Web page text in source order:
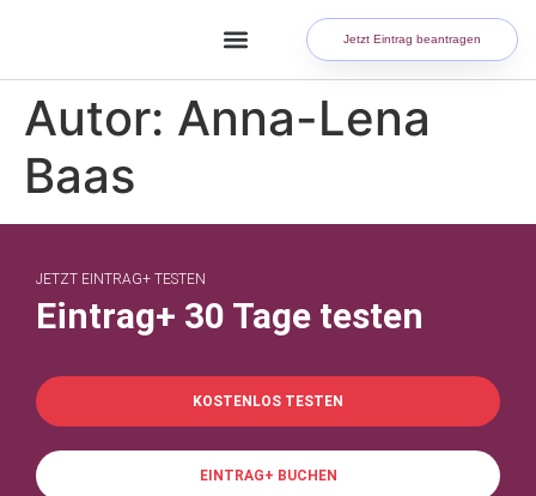
Jetzt Eintrag beantragen
Autor: Anna-Lena
Baas
JETZT EINTRAG+ TESTEN
Eintrag+ 30 Tage testen
KOSTENLOS TESTEN
EINTRAG+ BUCHEN